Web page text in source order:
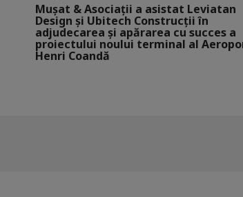
Mușat & Asociații a asistat Leviatan
Design și Ubitech Construcții în
adjudecarea și apărarea cu succes a
proiectului noului terminal al
Henri Coandă